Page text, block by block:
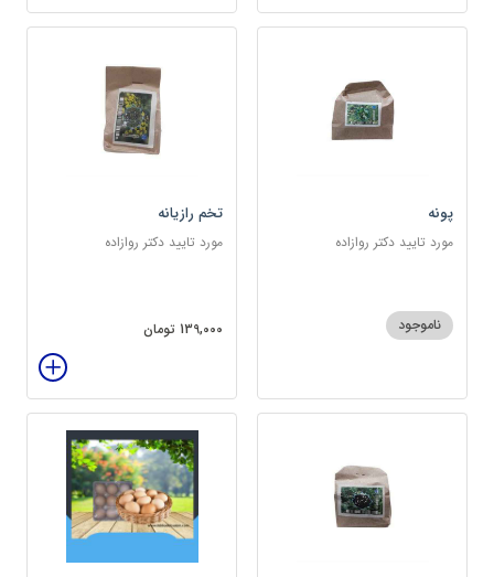
پونه
مورد تایید دکتر روازاده
ناموجود
تخم رازیانه
مورد تایید دکتر روازاده
139,000 تومان